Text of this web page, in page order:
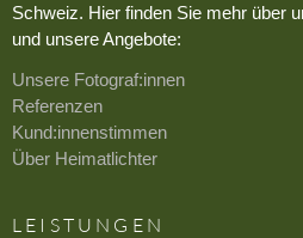
Schweiz. Hier finden Sie mehr über
und unsere Angebote:
Unsere Fotograf:innen
Referenzen
Kund:innenstimmen
Über Heimatlichter
LEISTUNGEN